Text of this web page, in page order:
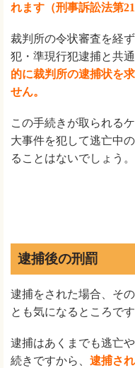
れます（刑事訴訟法第
裁判所の令状審査を経
犯・準現行犯逮捕と共通
的に裁判所の逮捕状を
せん。
この手続きが取られる
大事件を犯して逃亡中
ることはないでしょう。
逮捕後の刑罰
逮捕をされた場合、そ
とも気になるところです
逮捕はあくまでも逃亡
続きですから、 逮捕さ